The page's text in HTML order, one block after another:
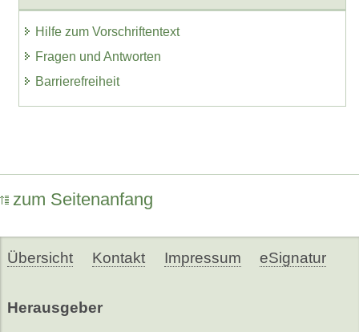
Hilfe zum Vorschriftentext
Fragen und Antworten
Barrierefreiheit
zum Seitenanfang
Übersicht Kontakt Impressum eSignatur
Herausgeber